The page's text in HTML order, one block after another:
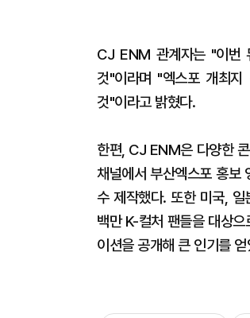
CJ ENM 관계자는 "이번
것"이라며 "엑스포 개최
것"이라고 밝혔다.
한편, CJ ENM은 다양한
채널에서 부산엑스포 홍보
수 제작했다. 또한 미국,
백만 K-컬처 팬들을 대상
이션을 공개해 큰 인기를